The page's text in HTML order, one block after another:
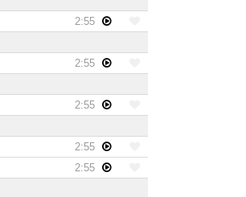
2:55
2:55
2:55
2:55
2:55